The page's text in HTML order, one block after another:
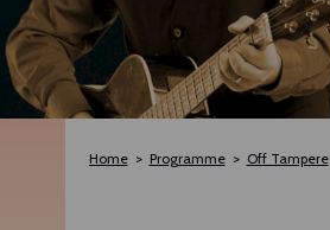
Home Programme Off Tampere